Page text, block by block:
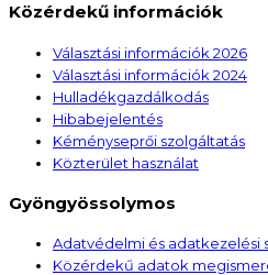
Közérdekű információk
Választási információk 2026
Választási információk 2024
Hulladékgazdálkodás
Hibabejelentés
Kéményseprői szolgáltatás
Közterület használat
Gyöngyössolymos
Adatvédelmi és adatkezelési
Közérdekű adatok